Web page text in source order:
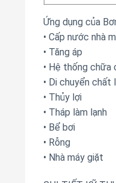
Ứng dụng của
• Cấp nước nhà
• Tăng áp
• Hệ thống chữa
• Di chuyển chất
• Thủy lợi
• Tháp làm lạnh
• Bể bơi
• Rỗng
• Nhà máy giặt